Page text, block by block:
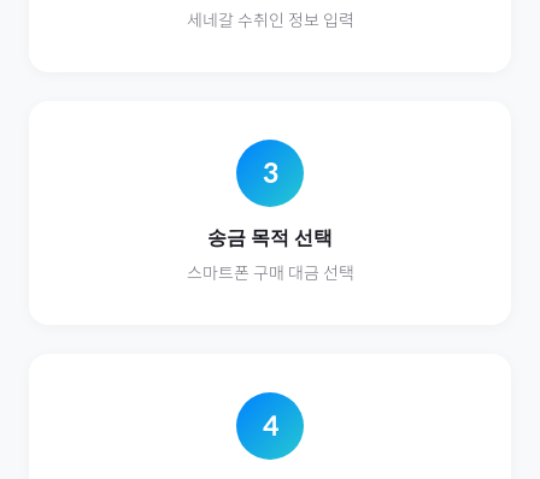
세네갈수취인 정보 입력
3
송금 목적 선택
스마트폰 구매 대금 선택
4